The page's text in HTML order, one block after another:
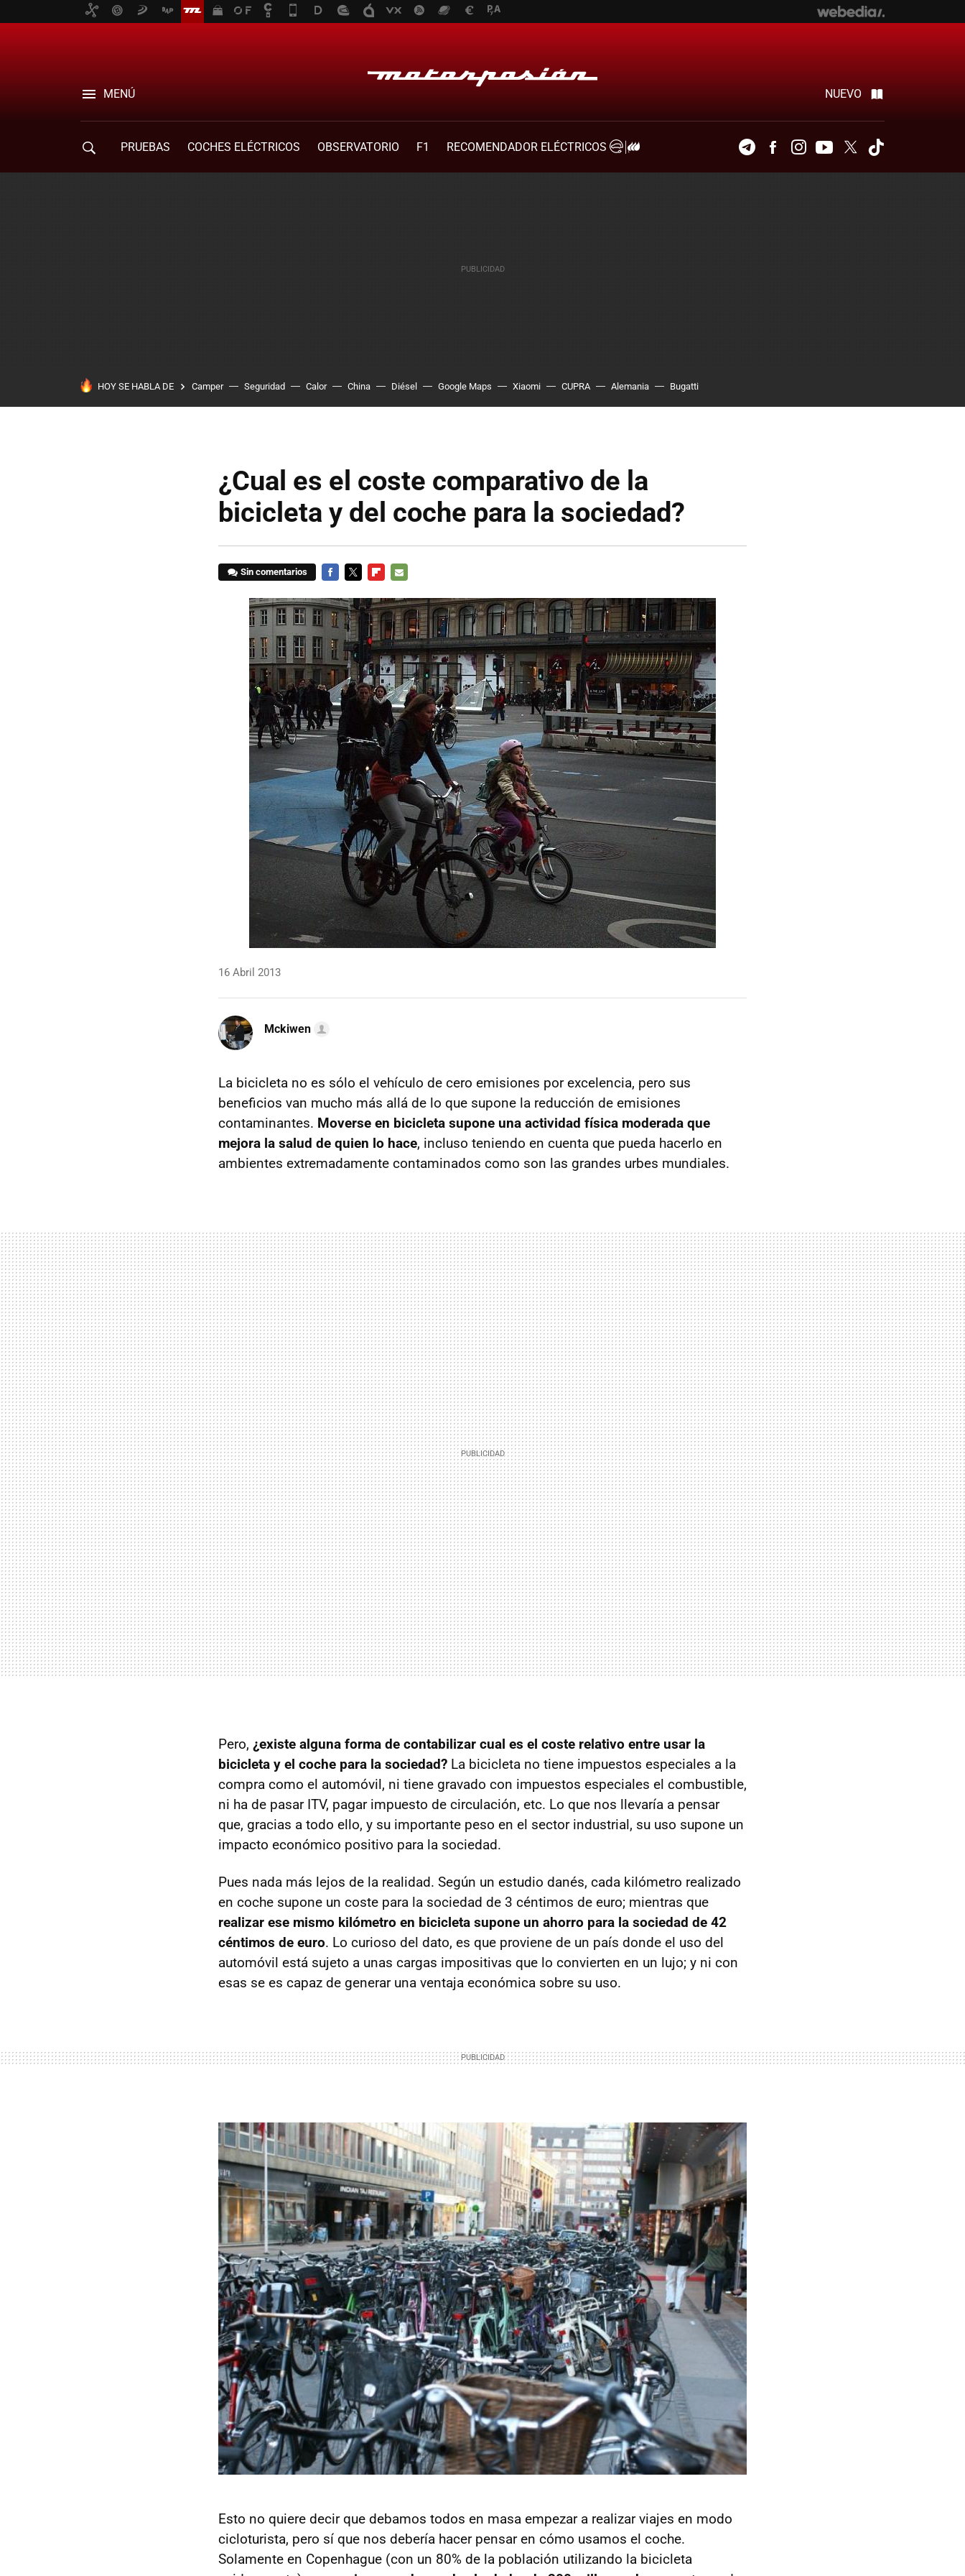
MENÚ NUEVO
PRUEBAS COCHES ELÉCTRICOS OBSERVATORIO F1
RECOMENDADOR ELÉCTRICOS
TelegramFacebookInstagramYoutubeTwitter
HOY SE HABLA DE Camper Seguridad Calor China Diésel Google Maps Xiaomi CUPRA Alemania Bugatti
¿Cual es el coste comparativo de la
bicicleta y del coche para la sociedad?
Sin comentarios
MAIL
16 Abril 2013
Mckiwen
La bicicleta no es sólo el vehículo de cero emisiones por excelencia, pero sus
beneficios van mucho más allá de lo que supone la reducción de emisiones
contaminantes. Moverse en bicicleta supone una actividad física moderada que
mejora la salud de quien lo hace, incluso teniendo en cuenta que pueda hacerlo en
ambientes extremadamente contaminados como son las grandes urbes mundiales.
Pero, ¿existe alguna forma de contabilizar cual es el coste relativo entre usar la
bicicleta y el coche para la sociedad? La bicicleta no tiene impuestos especiales a la
compra como el automóvil, ni tiene gravado con impuestos especiales el combustible,
ni ha de pasar ITV, pagar impuesto de circulación, etc. Lo que nos llevaría a pensar
que, gracias a todo ello, y su importante peso en el sector industrial, su uso supone un
impacto económico positivo para la sociedad.
Pues nada más lejos de la realidad. Según un estudio danés, cada kilómetro realizado
en coche supone un coste para la sociedad de 3 céntimos de euro; mientras que
realizar ese mismo kilómetro en bicicleta supone un ahorro para la sociedad de 42
céntimos de euro. Lo curioso del dato, es que proviene de un país donde el uso del
automóvil está sujeto a unas cargas impositivas que lo convierten en un lujo; y ni con
esas se es capaz de generar una ventaja económica sobre su uso.
Esto no quiere decir que debamos todos en masa empezar a realizar viajes en modo
cicloturista, pero sí que nos debería hacer pensar en cómo usamos el coche.
Solamente en Copenhague (con un 80% de la población utilizando la bicicleta